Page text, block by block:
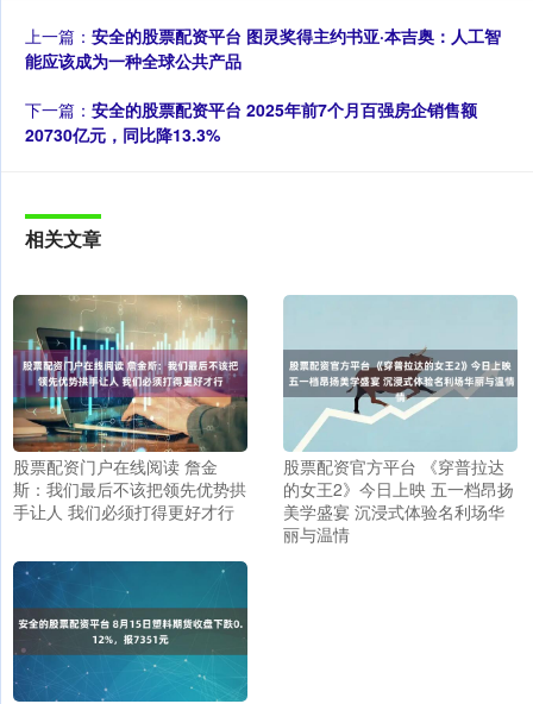
上一篇： 安全的股票配资平台 图灵奖得主约书亚·本吉奥：人工智
能应该成为一种全球公共产品
下一篇： 安全的股票配资平台 2025年前7个月百强房企销售额
20730亿元，同比降13.3%
相关文章
股票配资门户在线阅读 詹金
斯：我们最后不该把领先优势拱
手让人 我们必须打得更好才行
股票配资官方平台 《穿普拉达
的女王2》今日上映 五一档昂扬
美学盛宴 沉浸式体验名利场华
丽与温情